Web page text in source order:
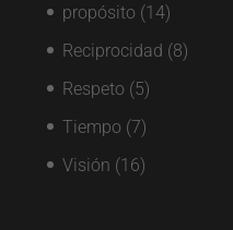
propósito (14)
Reciprocidad (8)
Respeto (5)
Tiempo (7)
Visión (16)